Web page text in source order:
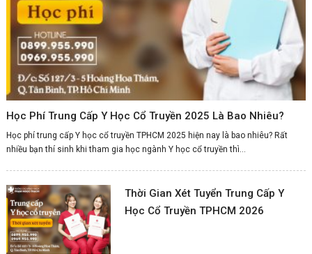
Học Phí Trung Cấp Y Học Cổ Truyền 2025 Là Bao Nhiêu?
Học phí trung cấp Y học cổ truyền TPHCM 2025 hiện nay là bao nhiêu? Rất
nhiều bạn thí sinh khi tham gia học ngành Y học cổ truyền thì...
Thời Gian Xét Tuyển Trung Cấp Y
Học Cổ Truyền TPHCM 2026